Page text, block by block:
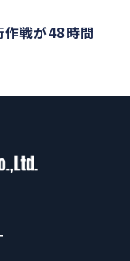
作戦が48時間